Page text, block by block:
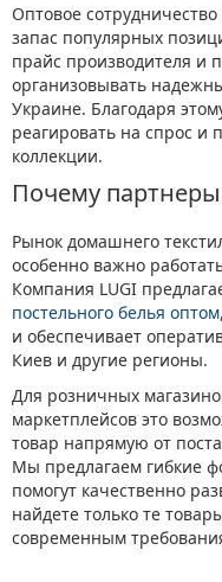
Оптовое
запас популярных
прайс производителя и
организовывать
Украине. Благодаря
реагировать на спрос и
коллекции.
Почему
Рынок домашнего
особенно важно
Компания LUGI
постельного белья оптом
и обеспечивает
Киев и другие регионы.
Для розничных
маркетплейсов это
товар напрямую от
Мы предлагаем гибкие
помогут качественно
найдете только те
современным